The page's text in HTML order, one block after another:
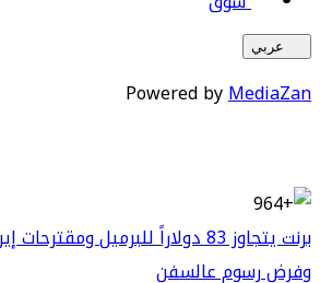
عربي
Powered byMediaZan
برنت يتجاوز 83 دولاراً للبرميل
وفرض رسوم عالسفن